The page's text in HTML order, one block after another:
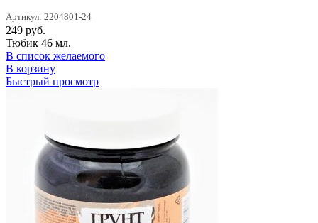
Артикул: 2204801-24
249 руб.
Тюбик 46 мл.
В список желаемого
В корзину
Быстрый просмотр